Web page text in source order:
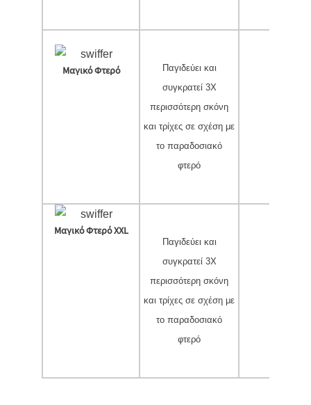
Μαγικό Φτερό
Μαγικό Φτερό XXL
Παγιδεύει και
συγκρατεί 3Χ
περισσότερη σκόνη
και τρίχες σε σχέση με
το παραδοσιακό
φτερό
Παγιδεύει και
συγκρατεί 3X
περισσότερη σκόνη
και τρίχες σε σχέση με
το παραδοσιακό
φτερό